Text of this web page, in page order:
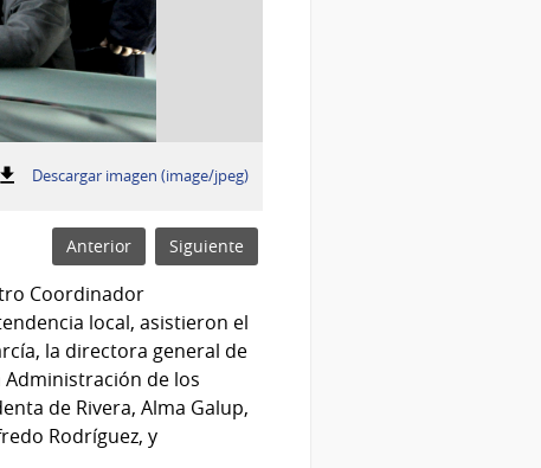
Descargar imagen (image/jpeg):
Anterior Siguiente
Coordinador
local, asistieron el
la directora general de
Administración de los
de Rivera, Alma Galup,
Rodríguez, y